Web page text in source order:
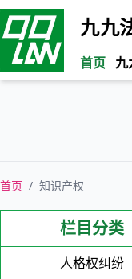
九九
首页 九
首页 / 知识产权
栏目分类
人格权纠纷